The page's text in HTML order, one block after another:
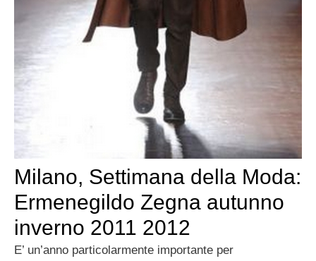
Milano, Settimana della Moda:
Ermenegildo Zegna autunno
inverno 2011 2012
E’ un’anno particolarmente importante per